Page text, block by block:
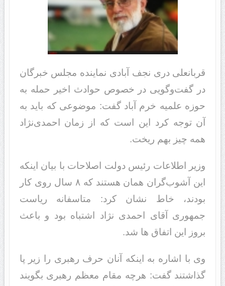
قربانعلی دری نجف آبادی نماینده مجلس خبرگان
در گفت‌وگویی در خصوص حوادث اخیر حمله به
حوزه علمیه خرم آباد گفت: موضوعی که باید به
آن توجه کرد این است که از زمان احمدی‌نژاد
همه چیز بهم ریخت.
وزیر اطلاعات رئیس دولت اصلاحات با بیان اینکه
این آشوب‌گران همان هستند که ۸ سال روی کار
بودند، خاط نشان کرد: متاسفانه ریاست
جمهوری آقای احمدی نژاد اشتباه بود و باعث
بروز این اتفاق ها شد.
وی با اشاره به اینکه آنان حرف رهبری را زیر پا
گذاشتند گفت: هرچه مقام معظم رهبری بگویند